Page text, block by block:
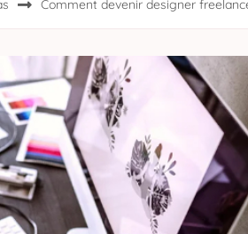
Comment devenir designer